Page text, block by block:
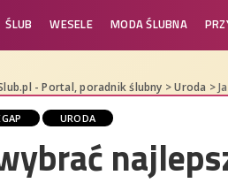
ŚLUB WESELE MODA ŚLUBNA
- Portal, poradnik ślubny >Uroda >
URODA